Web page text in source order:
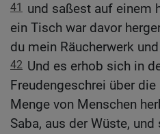
41
und saßest auf einem
ein Tisch war davor
du mein Räucherwerk
42 Und es erhob sich in
Freudengeschrei über
Menge von Menschen
Saba, aus der Wüste,